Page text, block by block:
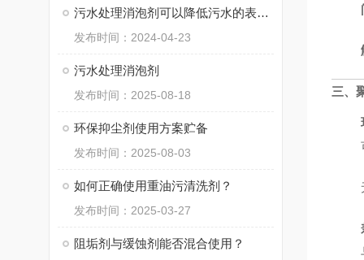
污水处理消泡剂可以降低污水的表面张力，从而达到消泡
发布时间：2024-04-23
污水处理消泡剂
发布时间：2025-08-18
环保抑尘剂使用方案贮备
发布时间：2025-08-03
如何正确使用重油污清洗剂？
发布时间：2025-03-27
阻垢剂与缓蚀剂能否混合使用？
三、